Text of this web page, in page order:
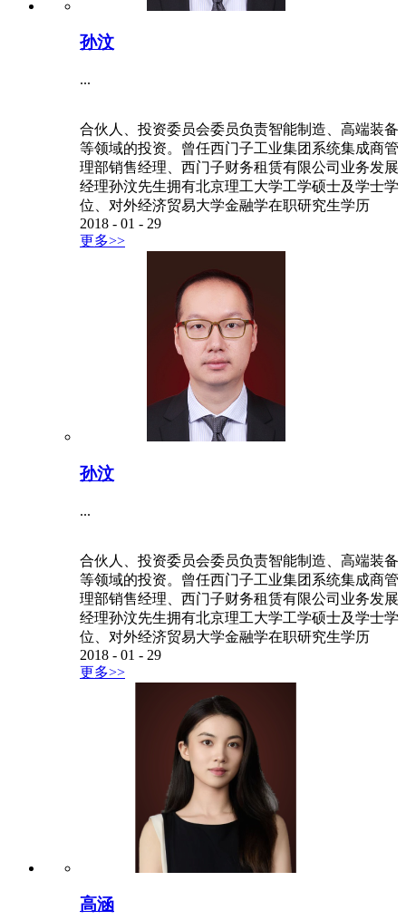
孙汶
...
合伙人、投资委员会委员负责智能制造、高端装备
等领域的投资。曾任西门子工业集团系统集成商管
理部销售经理、西门子财务租赁有限公司业务发展
经理孙汶先生拥有北京理工大学工学硕士及学士学
位、对外经济贸易大学金融学在职研究生学历
2018 - 01 - 29
更多>>
孙汶
...
合伙人、投资委员会委员负责智能制造、高端装备
等领域的投资。曾任西门子工业集团系统集成商管
理部销售经理、西门子财务租赁有限公司业务发展
经理孙汶先生拥有北京理工大学工学硕士及学士学
位、对外经济贸易大学金融学在职研究生学历
2018 - 01 - 29
更多>>
高涵